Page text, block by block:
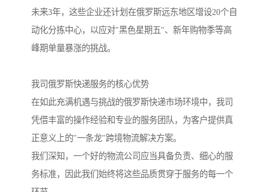
未来3年，这些企业还计划在俄罗斯远东地区增设20个自
动化分拣中心，以应对"黑色星期五"、新年购物季等高
峰期单量暴涨的挑战。
我司俄罗斯快递服务的核心优势
在如此充满机遇与挑战的俄罗斯快递市场环境中，我司
凭借丰富的操作经验和专业的服务团队，为客户提供真
正意义上的"一条龙"跨境物流解决方案。
我们深知，一个好的物流公司应当具备负责、细心的服
务标准，因此我们始终将这些品质贯穿于服务的每一个